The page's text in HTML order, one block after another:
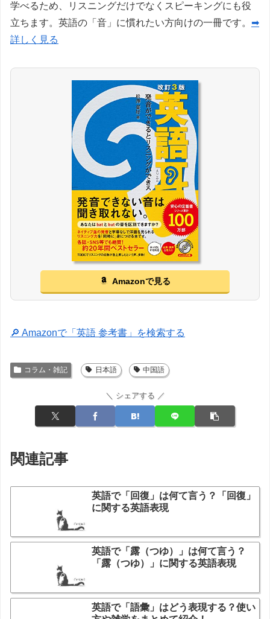
学べるため、リスニングだけでなくスピーキングにも役
立ちます。英語の「音」に慣れたい方向けの一冊です。 ➡
詳しく見る
Amazonで見る
🔎 Amazonで「英語 参考書」を検索する
コラム・雑記 日本語 中国語
＼ シェアする ／
関連記事
英語で「回復」は何て言う？「回復」
に関する英語表現
英語で「露（つゆ）」は何て言う？
「露（つゆ）」に関する英語表現
英語で「語彙」はどう表現する？使い